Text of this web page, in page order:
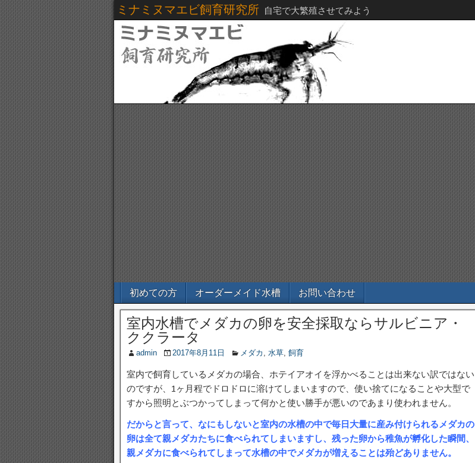
ミナミヌマエビ飼育研究所 自宅で大繁殖させてみよう
初めての方 オーダーメイド水槽 お問い合わせ
室内水槽でメダカの卵を安全採取ならサルビニア・
ククラータ
admin 2017年8月11日 メダカ , 水草, 飼育
室内で飼育しているメダカの場合、ホテイアオイを浮かべることは出来ない訳ではない
のですが、1ヶ月程でドロドロに溶けてしまいますので、使い捨てになることや大型で
すから照明とぶつかってしまって何かと使い勝手が悪いのであまり使われません。
だからと言って、なにもしないと室内の水槽の中で毎日大量に産み付けられるメダカの
卵は全て親メダカたちに食べられてしまいますし、残った卵から稚魚が孵化した瞬間、
親メダカに食べられてしまって水槽の中でメダカが増えることは殆どありません。